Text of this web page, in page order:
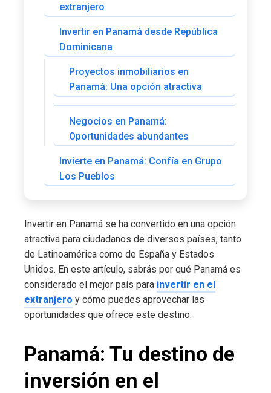
extranjero
Invertir en Panamá desde República
Dominicana
Proyectos inmobiliarios en
Panamá: Una opción atractiva
Negocios en Panamá:
Oportunidades abundantes
Invierte en Panamá: Confía en Grupo
Los Pueblos
Invertir en Panamá se ha convertido en una opción
atractiva para ciudadanos de diversos países, tanto
de Latinoamérica como de España y Estados
Unidos. En este artículo, sabrás por qué Panamá es
considerado el mejor país para invertir en el
extranjero y cómo puedes aprovechar las
oportunidades que ofrece este destino.
Panamá: Tu destino de
inversión en el